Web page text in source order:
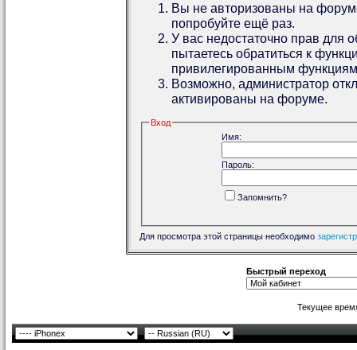
Вы не авторизованы на
попробуйте ещё раз.
У вас недостаточно прав для
пытаетесь обратиться к
привилегированным
Возможно, администратор
активированы на форуме.
Вход
Имя:
Пароль:
Запомнить?
Для просмотра этой страницы необходимо
Быстрый переход
Текущее